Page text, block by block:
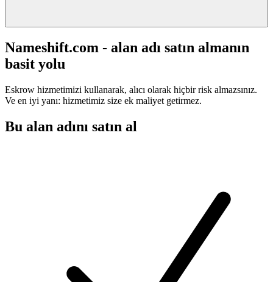
Nameshift.com - alan adı satın almanın
basit yolu
Eskrow hizmetimizi kullanarak, alıcı olarak hiçbir risk almazsınız.
Ve en iyi yanı: hizmetimiz size ek maliyet getirmez.
Bu alan adını satın al